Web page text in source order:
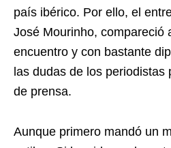
país ibérico. Por ello, el
José Mourinho, compareció
encuentro y con bastante
las dudas de los
de prensa.
Aunque primero mandó un